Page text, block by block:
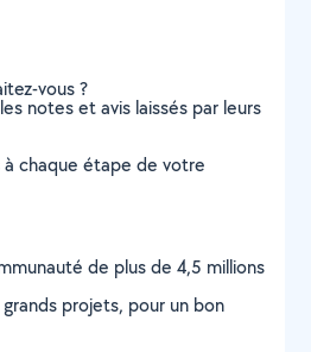
vous ?
notes et avis laissés par leurs
à chaque étape de votre
de plus de 4,5 millions
projets, pour un bon